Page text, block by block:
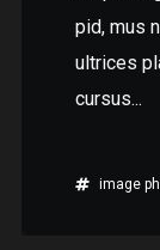
pid, mus
ultrices
cursus...
image